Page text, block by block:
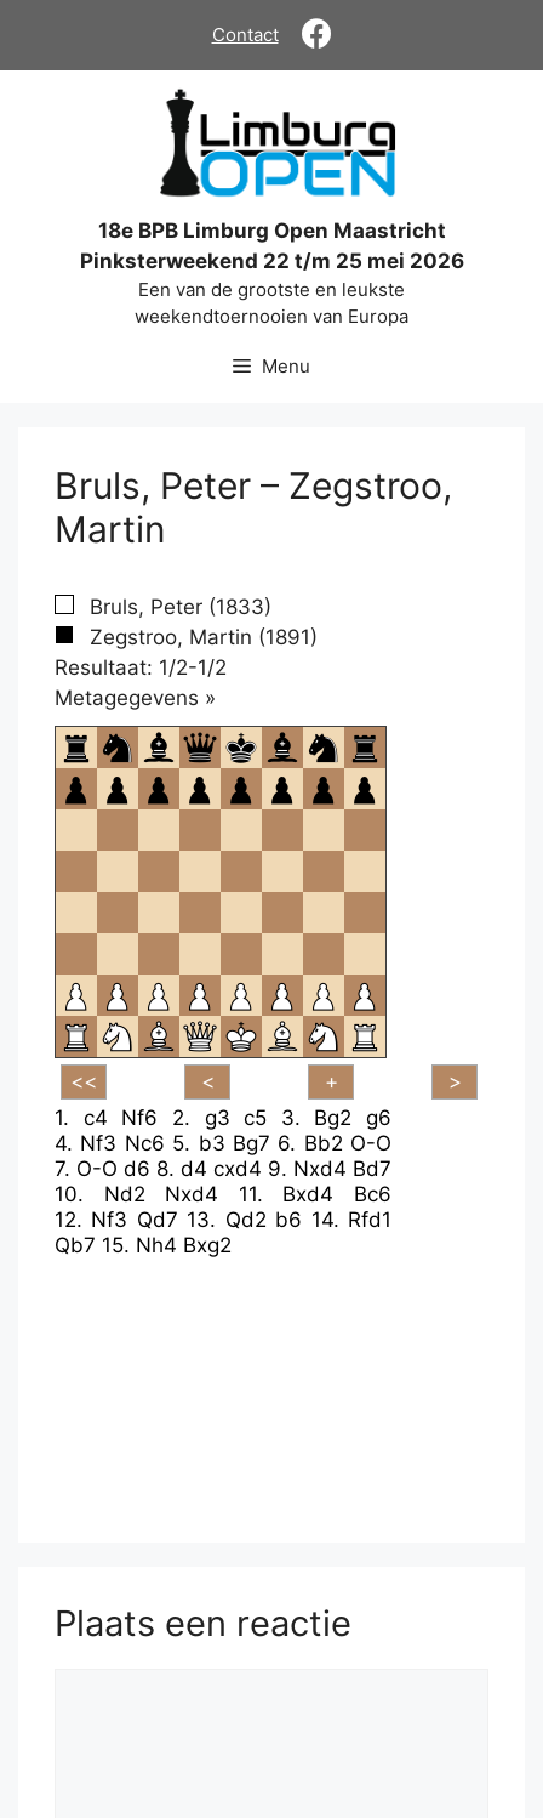
de
Contact
18e BPB Limburg Open Maastricht
Pinksterweekend 22 t/m 25 mei 2026
Een van de grootste en leukste
weekendtoernooien van Europa
Menu
Bruls, Peter – Zegstroo,
Martin
Bruls, Peter (1833)
Zegstroo, Martin (1891)
Resultaat: 1/2-1/2
Metagegevens »
om
te
openen.
1. c4 Nf6 2. g3 c5 3. Bg2
g6
4. Nf3 Nc6 5. b3 Bg7 6. Bb2 O-O
7. O-O d6 8. d4 cxd4 9. Nxd4 Bd7
10. Nd2 Nxd4 11. Bxd4
Bc6
12. Nf3 Qd7 13. Qd2 b6 14. Rfd1
Qb7 15. Nh4 Bxg2
Plaats een reactie